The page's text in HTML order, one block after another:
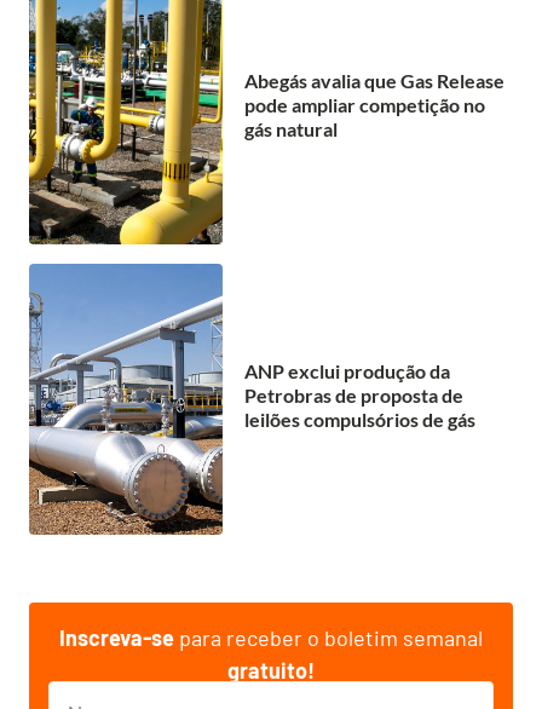
Abegás avalia que Gas Release
pode ampliar competição no
gás natural
ANP exclui produção da
Petrobras de proposta de
leilões compulsórios de gás
Inscreva-se para receber o boletim semanal
gratuito!